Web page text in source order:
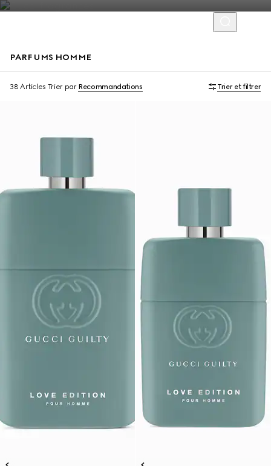
PARFUMS HOMME
38 Articles Trier par Recommandations Trier et filtrer
Édition Limitée